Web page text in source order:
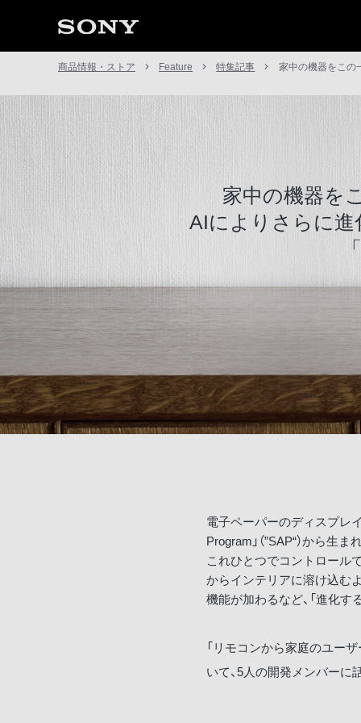
商品情報・ストア Feature 特集記事 家中の機器をこの
家中の機器を
AIによりさらに
電子ペーパーのディスプレ
Program」（”SAP“）から生
これひとつでコントロール
からインテリアに溶け込む
機能が加わるなど、「進化
「リモコンから家庭のユー
いて、5人の開発メンバーに